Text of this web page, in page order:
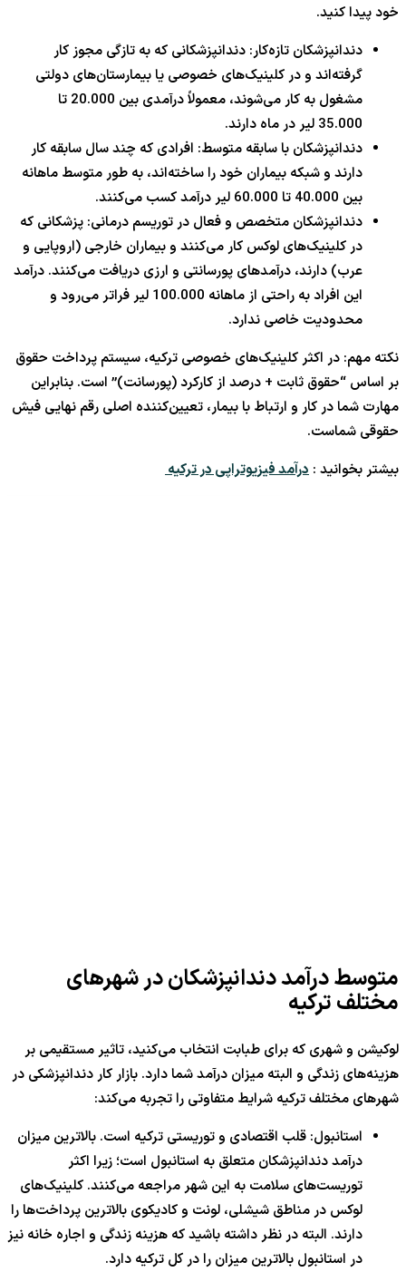
خود پیدا کنید.
دندانپزشکان تازه‌کار: دندانپزشکانی که به تازگی مجوز کار
گرفته‌اند و در کلینیک‌های خصوصی یا بیمارستان‌های دولتی
مشغول به کار می‌شوند، معمولاً درآمدی بین 20.000 تا
35.000 لیر در ماه دارند.
دندانپزشکان با سابقه متوسط: افرادی که چند سال سابقه کار
دارند و شبکه بیماران خود را ساخته‌اند، به طور متوسط ماهانه
بین 40.000 تا 60.000 لیر درآمد کسب می‌کنند.
دندانپزشکان متخصص و فعال در توریسم درمانی: پزشکانی که
در کلینیک‌های لوکس کار می‌کنند و بیماران خارجی (اروپایی و
عرب) دارند، درآمدهای پورسانتی و ارزی دریافت می‌کنند. درآمد
این افراد به راحتی از ماهانه 100.000 لیر فراتر می‌رود و
محدودیت خاصی ندارد.
نکته مهم: در اکثر کلینیک‌های خصوصی ترکیه، سیستم پرداخت حقوق
بر اساس “حقوق ثابت + درصد از کارکرد (پورسانت)” است. بنابراین
مهارت شما در کار و ارتباط با بیمار، تعیین‌کننده اصلی رقم نهایی فیش
حقوقی شماست.
بیشتر بخوانید : درآمد فیزیوتراپی در ترکیه
متوسط درآمد دندانپزشکان در شهرهای
مختلف ترکیه
لوکیشن و شهری که برای طبابت انتخاب می‌کنید، تاثیر مستقیمی بر
هزینه‌های زندگی و البته میزان درآمد شما دارد. بازار کار دندانپزشکی در
شهرهای مختلف ترکیه شرایط متفاوتی را تجربه می‌کند:
استانبول: قلب اقتصادی و توریستی ترکیه است. بالاترین میزان
درآمد دندانپزشکان متعلق به استانبول است؛ زیرا اکثر
توریست‌های سلامت به این شهر مراجعه می‌کنند. کلینیک‌های
لوکس در مناطق شیشلی، لونت و کادیکوی بالاترین پرداخت‌ها را
دارند. البته در نظر داشته باشید که هزینه زندگی و اجاره خانه نیز
در استانبول بالاترین میزان را در کل ترکیه دارد.